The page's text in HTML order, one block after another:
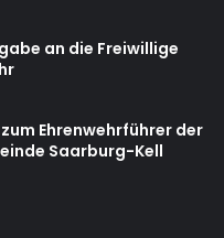
an die Freiwillige
Ehrenwehrführer der
Saarburg-Kell